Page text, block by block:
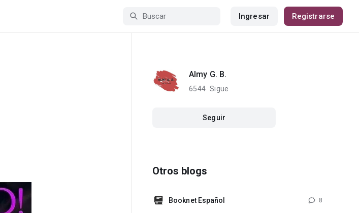
Ingresar Registrarse
Almy G. B.
6544 Sigue
Seguir
Otros blogs
Booknet Español 8